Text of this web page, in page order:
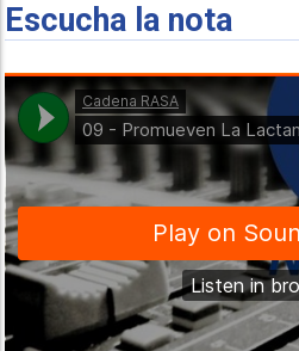
Escucha la nota